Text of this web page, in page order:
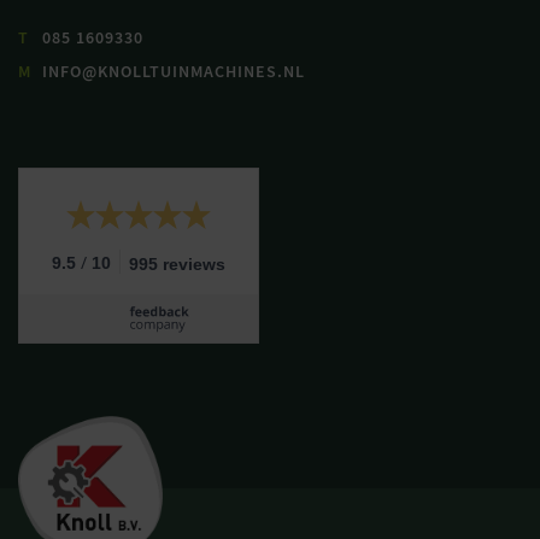
T
085 1609330
M
INFO@KNOLLTUINMACHINES.NL
9.5 / 10 995 reviews